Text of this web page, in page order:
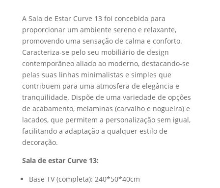
A Sala de Estar Curve 13 foi concebida para
proporcionar um ambiente sereno e relaxante,
promovendo uma sensação de calma e conforto.
Caracteriza-se pelo seu mobiliário de design
contemporâneo aliado ao moderno, destacando-se
pelas suas linhas minimalistas e simples que
contribuem para uma atmosfera de elegância e
tranquilidade. Dispõe de uma variedade de opções
de acabamento, melaminas (carvalho e nogueira) e
lacados, que permitem a personalização sem igual,
facilitando a adaptação a qualquer estilo de
decoração.
Sala de estar Curve 13:
Base TV (completa): 240*50*40cm